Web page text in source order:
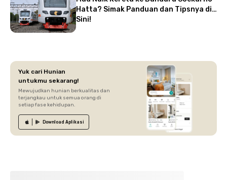
Hatta? Simak Panduan dan Tipsnya di
Sini!
Yuk cari Hunian
untukmu sekarang!
Mewujudkan hunian berkualitas dan
terjangkau untuk semua orang di
setiap fase kehidupan.
Download Aplikasi